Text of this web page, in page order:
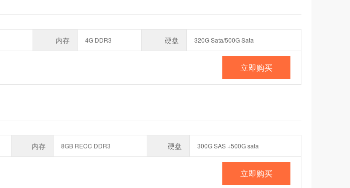
内存 4G DDR3 硬盘 320G Sata/500G Sata
立即购买
内存 8GB RECC DDR3 硬盘 300G SAS +500G sata
立即购买